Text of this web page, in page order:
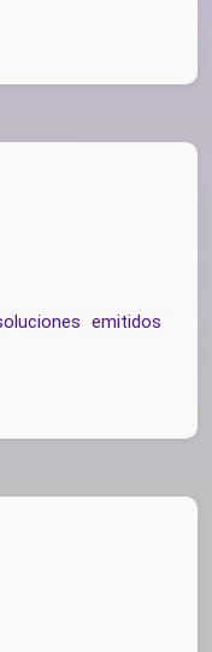
emitidos